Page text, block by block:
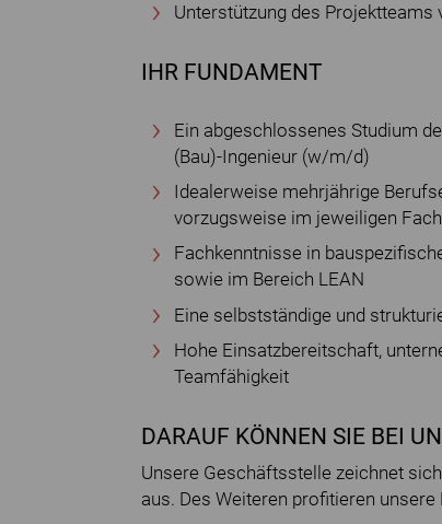
Unterstützung des Projektteams
IHR FUNDAMENT
Ein abgeschlossenes Studium
(Bau)-Ingenieur (w/m/d)
Idealerweise mehrjährige
vorzugsweise im jeweiligen
Fachkenntnisse in
sowie im Bereich LEAN
Eine selbstständige und
Hohe Einsatzbereitschaft,
Teamfähigkeit
DARAUF KÖNNEN SIE BEI
Unsere Geschäftsstelle zeichnet
aus. Des Weiteren profitieren